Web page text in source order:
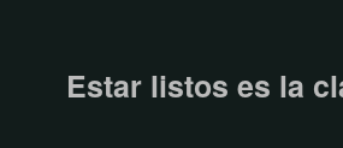
Estar listos es la